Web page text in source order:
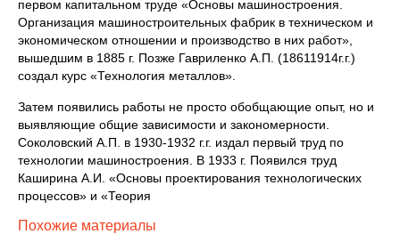
первом капитальном труде «Основы машиностроения.
Организация машиностроительных фабрик в техническом и
экономическом отношении и производство в них работ»,
вышедшим в 1885 г. Позже Гавриленко А.П. (18611914г.г.)
создал курс «Технология металлов».
Затем появились работы не просто обобщающие опыт, но и
выявляющие общие зависимости и закономерности.
Соколовский А.П. в 1930-1932 г.г. издал первый труд по
технологии машиностроения. В 1933 г. Появился труд
Каширина А.И. «Основы проектирования технологических
процессов» и «Теория
Похожие материалы